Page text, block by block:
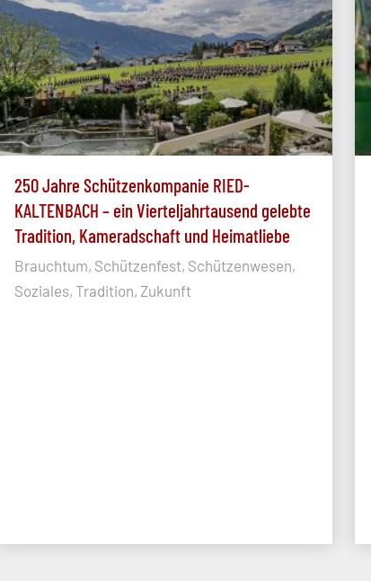
250 Jahre Schützenkompanie RIED-
KALTENBACH – ein Vierteljahrtausend gelebte
Tradition, Kameradschaft und Heimatliebe
Brauchtum, Schützenfest, Schützenwesen,
Soziales, Tradition, Zukunft